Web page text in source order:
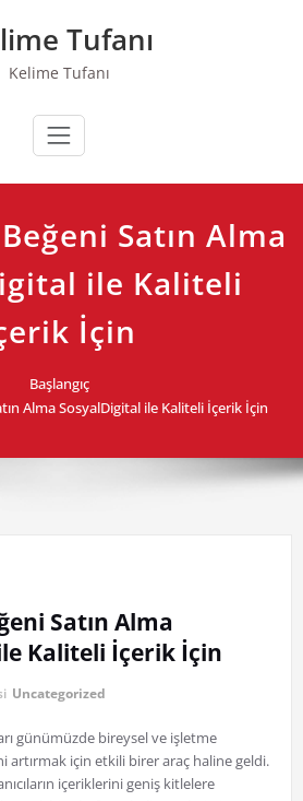
Tufanı
Kelime Tufanı
Satın Alma
ile Kaliteli
İçin
Başlangıç
Alma SosyalDigital ile Kaliteli İçerik İçin
Satın Alma
Kaliteli İçerik İçin
Uncategorized
günümüzde bireysel ve işletme
artırmak için etkili birer araç haline geldi.
içeriklerini geniş kitlelere